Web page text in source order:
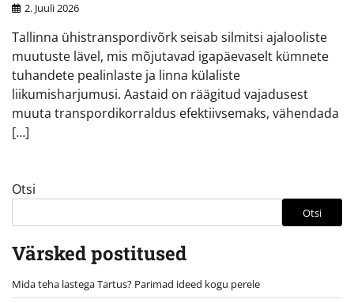
2. Juuli 2026
Tallinna ühistranspordivõrk seisab silmitsi ajalooliste
muutuste lävel, mis mõjutavad igapäevaselt kümnete
tuhandete pealinlaste ja linna külaliste
liikumisharjumusi. Aastaid on räägitud vajadusest
muuta transpordikorraldus efektiivsemaks, vähendada
[…]
Otsi
Otsi
Värsked postitused
Mida teha lastega Tartus? Parimad ideed kogu perele